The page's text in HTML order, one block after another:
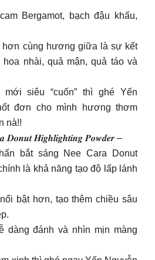
Bergamot, bạch đậu khấu,
cùng hương giữa là sự kết
nhài, quả mận, quả táo và
siêu “cuốn” thì ghé Yến
đơn cho mình hương thơm
nà!!
𝑫𝒐𝒏𝒖𝒕 𝑯𝒊𝒈𝒉𝒍𝒊𝒈𝒉𝒕𝒊𝒏𝒈 𝑷𝒐𝒘𝒅𝒆𝒓 –
bắt sáng Nee Cara Donut
là khả năng tạo độ lấp lánh
bật hơn, tạo thêm chiều sâu
dàng đánh và nhìn mịn màng